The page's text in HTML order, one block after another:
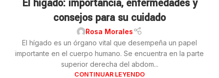
El hígado: importancia, enfermedades y
consejos para su cuidado
Rosa Morales
El hígado es un órgano vital que desempeña un papel
importante en el cuerpo humano. Se encuentra en la parte
superior derecha del abdom...
CONTINUAR LEYENDO